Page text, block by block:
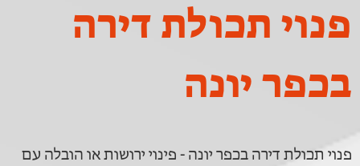
פנוי תכולת דירה
בכפר יונה
פנוי תכולת דירה בכפר יונה - פינוי ירושות או הובלה עם